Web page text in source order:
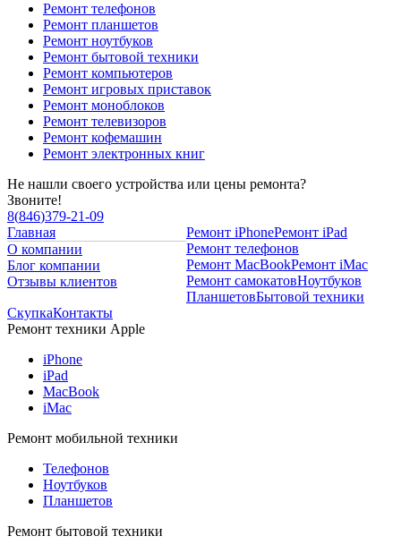
Ремонт телефонов
Ремонт планшетов
Ремонт ноутбуков
Ремонт бытовой техники
Ремонт компьютеров
Ремонт игровых приставок
Ремонт моноблоков
Ремонт телевизоров
Ремонт кофемашин
Ремонт электронных книг
Не нашли своего устройства или цены ремонта?
Звоните!
8(846)379-21-09
Главная
О компании
Блог компании
Отзывы клиентов
Ремонт iPhoneРемонт iPad
Ремонт телефонов
Ремонт MacBookРемонт iMac
Ремонт самокатовНоутбуков
ПланшетовБытовой техники
СкупкаКонтакты
Ремонт техники Apple
iPhone
iPad
MacBook
iMac
Ремонт мобильной техники
Телефонов
Ноутбуков
Планшетов
Ремонт бытовой техники